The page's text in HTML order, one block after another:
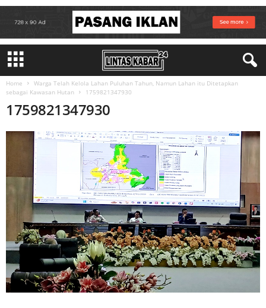
Home
Warga Telah Kelola Lahan Puluhan Tahun, Namun Lahan itu Ditetapkan
sebagai Kawasan Hutan
1759821347930
1759821347930